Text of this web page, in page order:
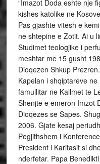
“Imazot Doda eshte nje
kishes katolike ne
Pas gjashte vitesh e
ne shtepine e Zotit. Ai u
Studimet teologjike i
meshtar me 15 gusht
Dioqezen Shkup
Kapelan i shqiptareve
famullitar ne Kallmet te
Shenjte e emeron Imzot
Dioqezes se Sapes.
2006. Gjate kesaj
Pegjithshem i
President i Karitasit si
nderfetar. Papa